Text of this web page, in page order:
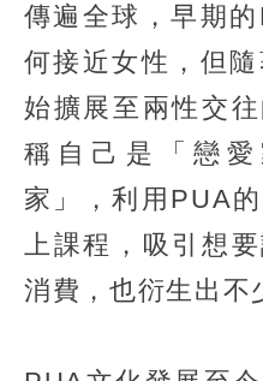
傳遍全球，早期
何接近女性，但
始擴展至兩性交
稱自己是「戀
家」，利用PUA
上課程，吸引想
消費，也衍生出不